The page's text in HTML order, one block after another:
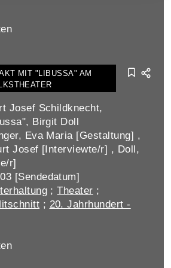
MIT "LIBUSSA" AM
Josef Schildknecht,
Birgit Doll
Eva Maria [Gestaltung] ,
Josef [Interviewte/r] , Doll,
r]
[Sendedatum]
;Theater ;
; 20. Jahrhundert -